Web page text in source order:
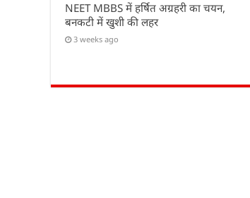
NEET MBBS में हर्षित अग्रहरी का चयन,
बनकटी में खुशी की लहर
3 weeks ago